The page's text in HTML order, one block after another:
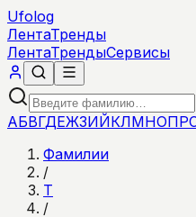
Ufolog
ЛентаТренды
ЛентаТрендыСервисы
АБВГДЕЖЗИЙКЛМНОПР
Фамилии
/
Т
/